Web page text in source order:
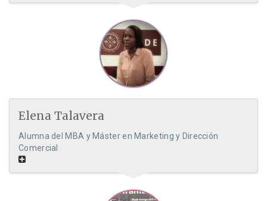
Elena Talavera
Alumna del MBA y Máster en Marketing y Dirección
Comercial